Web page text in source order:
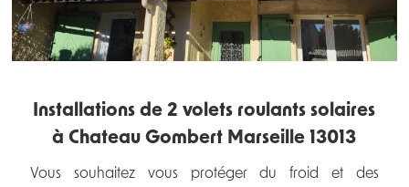
Installations de 2 volets roulants solaires
à Chateau Gombert Marseille 13013
Vous souhaitez vous protéger du froid et des